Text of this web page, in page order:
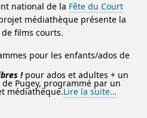
national de la Fête du Court
médiathèque présente la
films courts.
pour les enfants/ados de
!pour ados et adultes + un
Pugey, programmé par un
médiathèque.Lire la suite…